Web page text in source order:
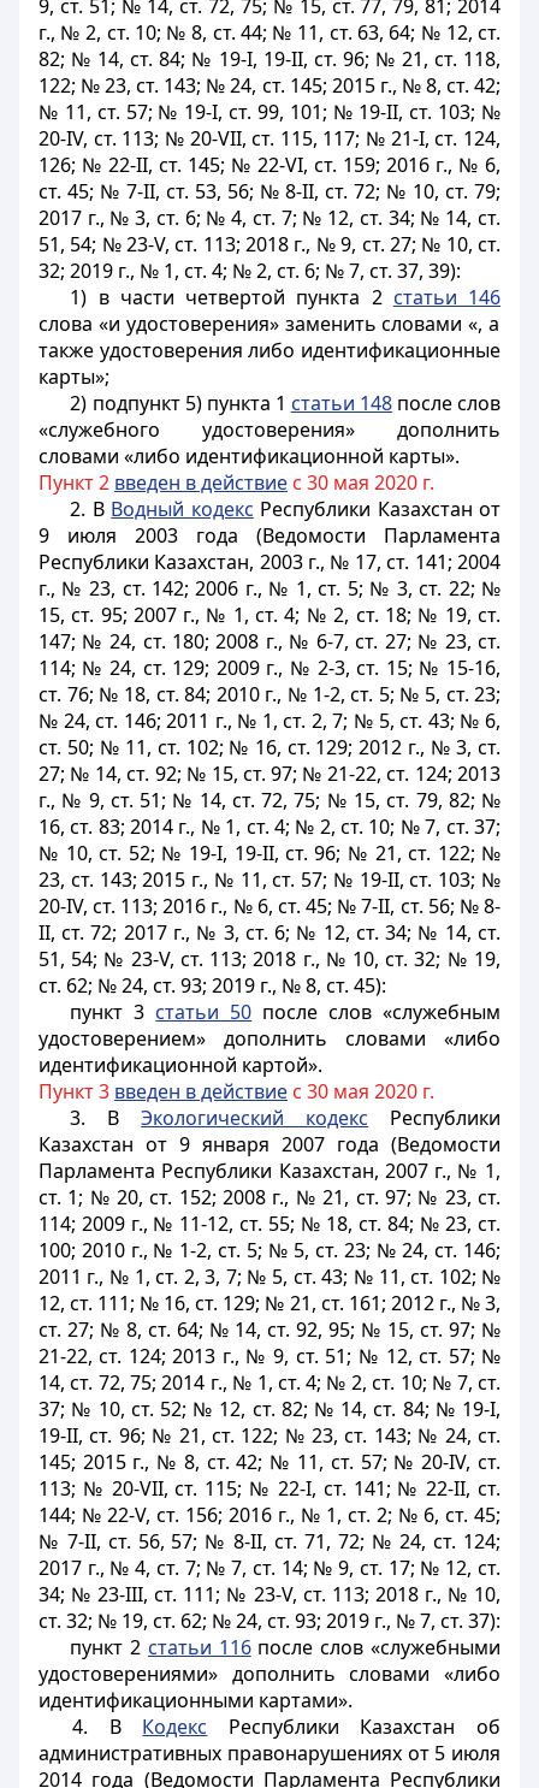
9, ст. 51; № 14, ст. 72, 75; № 15, ст. 77, 79, 81; 2014
г., № 2, ст. 10; № 8, ст. 44; № 11, ст. 63, 64; № 12, ст.
82; № 14, ст. 84; № 19-I, 19-II, ст. 96; № 21, ст. 118,
122; № 23, ст. 143; № 24, ст. 145; 2015 г., № 8, ст. 42;
№ 11, ст. 57; № 19-I, ст. 99, 101; № 19-II, ст. 103; №
20-IV, ст. 113; № 20-VII, ст. 115, 117; № 21-I, ст. 124,
126; № 22-II, ст. 145; № 22-VI, ст. 159; 2016 г., № 6,
ст. 45; № 7-II, ст. 53, 56; № 8-II, ст. 72; № 10, ст. 79;
2017 г., № 3, ст. 6; № 4, ст. 7; № 12, ст. 34; № 14, ст.
51, 54; № 23-V, ст. 113; 2018 г., № 9, ст. 27; № 10, ст.
32; 2019 г., № 1, ст. 4; № 2, ст. 6; № 7, ст. 37, 39):
1) в части четвертой пункта 2 статьи 146
слова «и удостоверения» заменить словами «, а
также удостоверения либо идентификационные
карты»;
2) подпункт 5) пункта 1 статьи 148после слов
«служебного удостоверения» дополнить
словами «либо идентификационной карты».
Пункт 2 введен в действие с 30 мая 2020 г.
2. В Водный кодекс Республики Казахстан от
9 июля 2003 года (Ведомости Парламента
Республики Казахстан, 2003 г., № 17, ст. 141; 2004
г., № 23, ст. 142; 2006 г., № 1, ст. 5; № 3, ст. 22; №
15, ст. 95; 2007 г., № 1, ст. 4; № 2, ст. 18; № 19, ст.
147; № 24, ст. 180; 2008 г., № 6-7, ст. 27; № 23, ст.
114; № 24, ст. 129; 2009 г., № 2-3, ст. 15; № 15-16,
ст. 76; № 18, ст. 84; 2010 г., № 1-2, ст. 5; № 5, ст. 23;
№ 24, ст. 146; 2011 г., № 1, ст. 2, 7; № 5, ст. 43; № 6,
ст. 50; № 11, ст. 102; № 16, ст. 129; 2012 г., № 3, ст.
27; № 14, ст. 92; № 15, ст. 97; № 21-22, ст. 124; 2013
г., № 9, ст. 51; № 14, ст. 72, 75; № 15, ст. 79, 82; №
16, ст. 83; 2014 г., № 1, ст. 4; № 2, ст. 10; № 7, ст. 37;
№ 10, ст. 52; № 19-I, 19-II, ст. 96; № 21, ст. 122; №
23, ст. 143; 2015 г., № 11, ст. 57; № 19-II, ст. 103; №
20-IV, ст. 113; 2016 г., № 6, ст. 45; № 7-II, ст. 56; № 8-
II, ст. 72; 2017 г., № 3, ст. 6; № 12, ст. 34; № 14, ст.
51, 54; № 23-V, ст. 113; 2018 г., № 10, ст. 32; № 19,
ст. 62; № 24, ст. 93; 2019 г., № 8, ст. 45):
пункт 3 статьи 50 после слов «служебным
удостоверением» дополнить словами «либо
идентификационной картой».
Пункт 3 введен в действие с 30 мая 2020 г.
3. ВЭкологический кодекс Республики
Казахстан от 9 января 2007 года (Ведомости
Парламента Республики Казахстан, 2007 г., № 1,
ст. 1; № 20, ст. 152; 2008 г., № 21, ст. 97; № 23, ст.
114; 2009 г., № 11-12, ст. 55; № 18, ст. 84; № 23, ст.
100; 2010 г., № 1-2, ст. 5; № 5, ст. 23; № 24, ст. 146;
2011 г., № 1, ст. 2, 3, 7; № 5, ст. 43; № 11, ст. 102; №
12, ст. 111; № 16, ст. 129; № 21, ст. 161; 2012 г., № 3,
ст. 27; № 8, ст. 64; № 14, ст. 92, 95; № 15, ст. 97; №
21-22, ст. 124; 2013 г., № 9, ст. 51; № 12, ст. 57; №
14, ст. 72, 75; 2014 г., № 1, ст. 4; № 2, ст. 10; № 7, ст.
37; № 10, ст. 52; № 12, ст. 82; № 14, ст. 84; № 19-I,
19-II, ст. 96; № 21, ст. 122; № 23, ст. 143; № 24, ст.
145; 2015 г., № 8, ст. 42; № 11, ст. 57; № 20-IV, ст.
113; № 20-VII, ст. 115; № 22-I, ст. 141; № 22-II, ст.
144; № 22-V, ст. 156; 2016 г., № 1, ст. 2; № 6, ст. 45;
№ 7-II, ст. 56, 57; № 8-II, ст. 71, 72; № 24, ст. 124;
2017 г., № 4, ст. 7; № 7, ст. 14; № 9, ст. 17; № 12, ст.
34; № 23-III, ст. 111; № 23-V, ст. 113; 2018 г., № 10,
ст. 32; № 19, ст. 62; № 24, ст. 93; 2019 г., № 7, ст. 37):
пункт 2 статьи 116после слов «служебными
удостоверениями» дополнить словами «либо
идентификационными картами».
4. В Кодекс Республики Казахстан об
административных правонарушениях от 5 июля
2014 года (Ведомости Парламента Республики